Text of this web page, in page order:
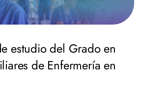
estudio del Grado en
de Enfermería en